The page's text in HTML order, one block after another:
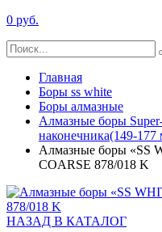
0 руб.
Главная
Боры ss white
Боры алмазные
Алмазные боры
наконечника(149-177
Алмазные боры «SS
COARSE 878/018 K
НАЗАД В КАТАЛОГ